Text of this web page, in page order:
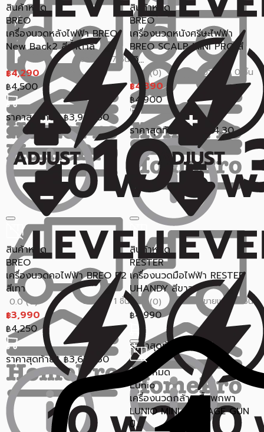
สินค้าหมด
BREO
เครื่องนวดหลังไฟฟ้า BREO
New Back2 สีน้ำตาล
5 (1) ขายแล้ว 7 ชิ้น
฿4,290
฿4,500
ราคาสุดท้าย* ฿3,967.30
สินค้าหมด
BREO
เครื่องนวดหนังศรีษะไฟฟ้า
BREO SCALP MINI PRO สี
เงิ...
0.0 (0) ขายแล้ว 0 ชิ้น
฿4,390
฿4,900
ราคาสุดท้าย* 4,064.30
สินค้าหมด
BREO
เครื่องนวดคอไฟฟ้า BREO P2
สีเทา
0.0 (0) ขายแล้ว 1 ชิ้น
฿3,990
฿4,250
ราคาสุดท้าย* ฿3,676.30
สินค้าหมด
RESTER
เครื่องนวดมือไฟฟ้า RESTER
UHANDY สีขาว
0.0 (0) ขายแล้ว 0 ชิ้น
฿4,990
ราคาสุดท้าย* 4,646.30
สินค้าหมด
Lunio
เครื่องนวดกล้ามเนื้อพกพา
LUNIO MINI MASSAGE GUN
ปื...